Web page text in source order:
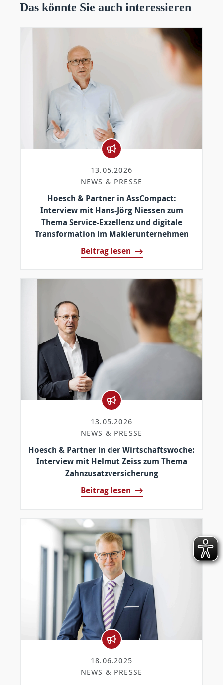
Das könnte Sie auch interessieren
13.05.2026
NEWS & PRESSE
Hoesch & Partner in AssCompact:
Interview mit Hans-Jörg Niessen zum
Thema Service-Exzellenz und digitale
Transformation im Maklerunternehmen
Beitrag lesen
13.05.2026
NEWS & PRESSE
Hoesch & Partner in der Wirtschaftswoche:
Interview mit Helmut Zeiss zum Thema
Zahnzusatzversicherung
Beitrag lesen
18.06.2025
NEWS & PRESSE